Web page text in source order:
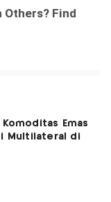
Emas
Multilateral di